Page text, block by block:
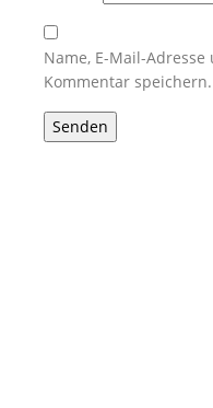
Name, E-Mail-
Kommentar speichern.